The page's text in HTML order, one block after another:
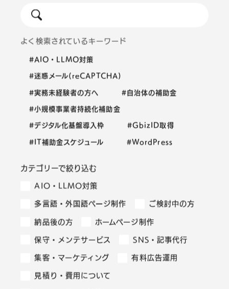
よく検索されているキーワード
#AIO・LLMO対策
#迷惑メール(reCAPTCHA)
#実務未経験者の方へ #自治体の補助金
#小規模事業者持続化補助金
#デジタル化基盤導入枠 #GbizID取得
#IT補助金スケジュール #WordPress
カテゴリーで絞り込む
AIO・LLMO対策
多言語・外国語ページ制作 ご検討中の方
納品後の方 ホームページ制作
保守・メンテサービス SNS・記事代行
集客・マーケティング 有料広告運用
見積り・費用について